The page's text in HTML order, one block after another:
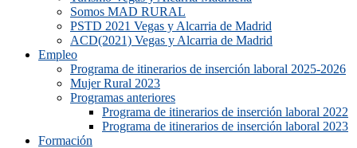
Somos MAD RURAL
PSTD 2021 Vegas y Alcarria de Madrid
ACD(2021) Vegas y Alcarria de Madrid
Empleo
Programa de itinerarios de inserción laboral 2025-2026
Mujer Rural 2023
Programas anteriores
Programa de itinerarios de inserción laboral 2022
Programa de itinerarios de inserción laboral 2023
Formación